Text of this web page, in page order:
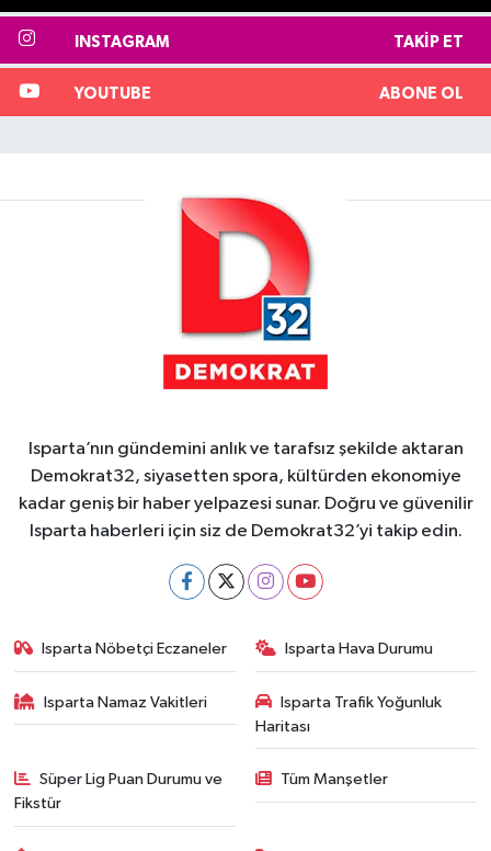
INSTAGRAM TAKIP ET
YOUTUBE ABONE OL
Isparta’nın gündemini anlık ve tarafsız şekilde aktaran
Demokrat32, siyasetten spora, kültürden ekonomiye
kadar geniş bir haber yelpazesi sunar. Doğru ve güvenilir
Isparta haberleri için siz de Demokrat32’yi takip edin.
Isparta Nöbetçi Eczaneler Isparta Hava Durumu
Isparta Namaz Vakitleri
Isparta Trafik Yoğunluk
Haritası
Süper Lig Puan Durumu ve
Fikstür
Tüm Manşetler